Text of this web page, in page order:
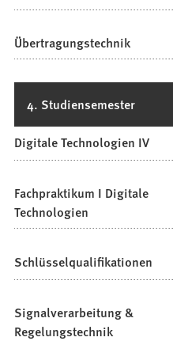
Übertragungstechnik
4. Studiensemester
Digitale Technologien IV
Fachpraktikum I Digitale
Technologien
Schlüsselqualifikationen
Signalverarbeitung &
Regelungstechnik